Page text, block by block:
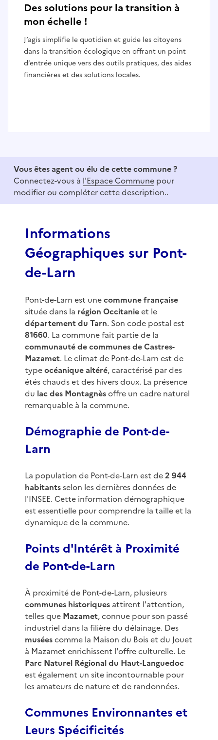
Des solutions pour la transition à
mon échelle !
J’agis simplifie le quotidien et guide les citoyens
dans la transition écologique en offrant un point
d’entrée unique vers des outils pratiques, des aides
financières et des solutions locales.
f
Vous êtes agent ou élu de cette commune ?
Connectez-vous à l'Espace Commune pour
modifier ou compléter cette description..
Informations
Géographiques sur Pont-
de-Larn
Pont-de-Larn est unecommune française
située dans la région Occitanieet le
département du Tarn. Son code postal est
81660. La commune fait partie de la
communauté de communes de Castres-
Mazamet. Le climat de Pont-de-Larn est de
typeocéanique altéré, caractérisé par des
étés chauds et des hivers doux. La présence
du lac des Montagnèsoffre un cadre naturel
remarquable à la commune.
Démographie de Pont-de-
Larn
La population de Pont-de-Larn est de2 944
habitantsselon les dernières données de
l'INSEE. Cette information démographique
est essentielle pour comprendre la taille et la
dynamique de la commune.
Points d'Intérêt à Proximité
de Pont-de-Larn
À proximité de Pont-de-Larn, plusieurs
communes historiquesattirent l'attention,
telles que Mazamet, connue pour son passé
industriel dans la filière du délainage. Des
muséescomme la Maison du Bois et du Jouet
à Mazamet enrichissent l'offre culturelle. Le
Parc Naturel Régional du Haut-Languedoc
est également un site incontournable pour
les amateurs de nature et de randonnées.
Communes Environnantes et
Leurs Spécificités